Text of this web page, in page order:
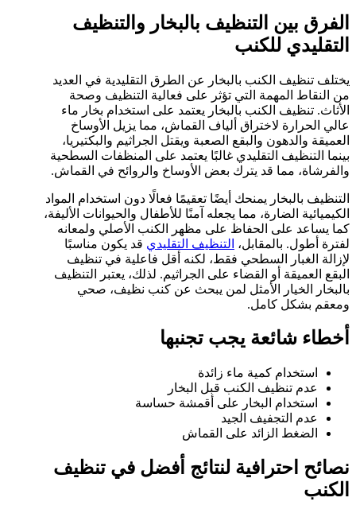
الفرق بين التنظيف بالبخار والتنظيف
التقليدي للكنب
يختلف تنظيف الكنب بالبخار عن الطرق التقليدية في العديد
من النقاط المهمة التي تؤثر على فعالية التنظيف وصحة
الأثاث. تنظيف الكنب بالبخار يعتمد على استخدام بخار ماء
عالي الحرارة لاختراق ألياف القماش، مما يزيل الأوساخ
العميقة والدهون والبقع الصعبة ويقتل الجراثيم والبكتيريا،
بينما التنظيف التقليدي غالبًا يعتمد على المنظفات السطحية
والفرشاة، مما قد يترك بعض الأوساخ والروائح في القماش.
التنظيف بالبخار يمنحك أيضًا تعقيمًا فعالًا دون استخدام المواد
الكيميائية الضارة، مما يجعله آمنًا للأطفال والحيوانات الأليفة،
كما يساعد على الحفاظ على مظهر الكنب الأصلي ولمعانه
لفترة أطول. بالمقابل، التنظيف التقليدي قد يكون مناسبًا
لإزالة الغبار السطحي فقط، لكنه أقل فاعلية في تنظيف
البقع العميقة أو القضاء على الجراثيم. لذلك، يعتبر التنظيف
بالبخار الخيار الأمثل لمن يبحث عن كنب نظيف، صحي
ومعقم بشكل كامل.
أخطاء شائعة يجب تجنبها
استخدام كمية ماء زائدة
عدم تنظيف الكنب قبل البخار
استخدام البخار على أقمشة حساسة
عدم التجفيف الجيد
الضغط الزائد على القماش
نصائح احترافية لنتائج أفضل في تنظيف
الكنب